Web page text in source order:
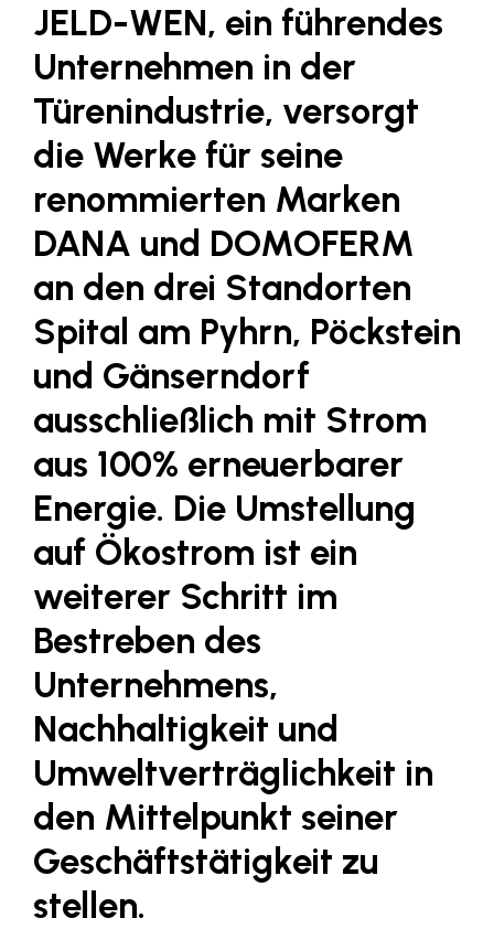
FV Energierohstoff & Kraftstoff
Gardena
Gas Connect Austria
GBV - Verband gemeinnütziger
Getzner Werkstoffe
Heimat Österreich
ikp
Johnson & Johnson
JELD-WEN DANA
kosaplaner
LAT Nitrogen
Lidl Österreich
MTH Retail Group
OMV
OptimaMed
PAGRO
PHH Rechtsanwält:innen
Primark
Salesforce
sebamed
JELD-WEN, ein führendes
Unternehmen in der
Türenindustrie, versorgt
die Werke für seine
renommierten Marken
DANA und DOMOFERM
an den drei Standorten
Spital am Pyhrn, Pöckstein
und Gänserndorf
ausschließlich mit Strom
aus 100% erneuerbarer
Energie. Die Umstellung
auf Ökostrom ist ein
weiterer Schritt im
Bestreben des
Unternehmens,
Nachhaltigkeit und
Umweltverträglichkeit in
den Mittelpunkt seiner
Geschäftstätigkeit zu
stellen.